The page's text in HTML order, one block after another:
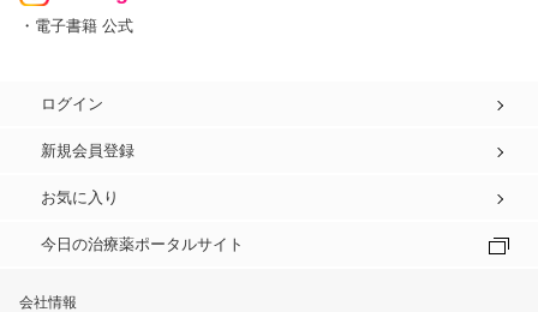
・電子書籍 公式
ログイン
新規会員登録
お気に入り
今日の治療薬ポータルサイト
会社情報